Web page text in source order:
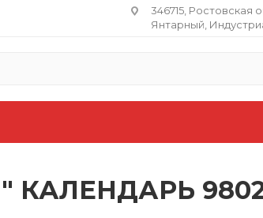
346715, Ростовская
Янтарный,
КАЛЕНДАРЬ